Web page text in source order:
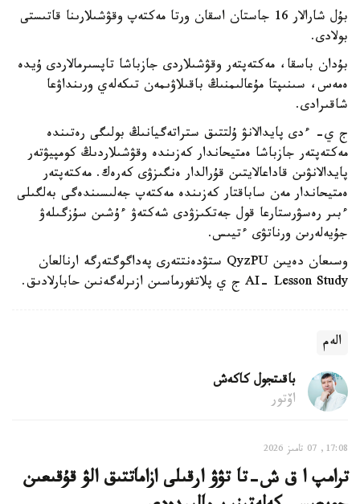
بۇل شارالار 16 جاستان اسقان ورتا مەكتەپ وقۋشىلارىنا قاتىستى
بولادى.
بۇدان باسقا، مەكتەپتەر وقۋشىلاردى جازباشا تاپسىرمالاردى ۇيدە
ەمەس، سىنىپتا مۇعالىمنىڭ باقىلاۋىمەن تىكەلەي ورىنداۋعا
شاقىرادى.
ج ي- ءدى پايدالانۋ ۇلتتىق ستراتەگيانىڭ بولىگى رەتىندە
مەكتەپتەر جازباشا ەمتيحاندار كەزىندە وقۋشىلاردىڭ كومپيۋتەر
پايدالانۋىن قاداعالايتىن قۇرالدار ەنگىزۋى كەرەك. مەكتەپتەر
ەمتيحاندار مەن ساباقتار كەزىندە مەكتەپ جەلىسىندەگى بەلگىلى
ءبىر رەسۋرستارعا قول جەتكىزۋدى شەكتەۋ ءۇشىن سۇزگىلەۋ
جۇيەلەرىن ورناتۋى ءتيىس.
وسىعان دەيىن QyzPU ستۋدەنتتەرى پەداگوگتەرگە ارنالعان
AI- Lesson Study ج ي پلاتفورماسىن ازىرلەگەنىن حابارلادىق.
الەم
باقىتجول كاكەش
اۆتور
17:08, 07 تامىز 2026
ترامپ ا ق ش-تا تۋۋ ارقىلى ازاماتتىق الۋ قۇقىعىن